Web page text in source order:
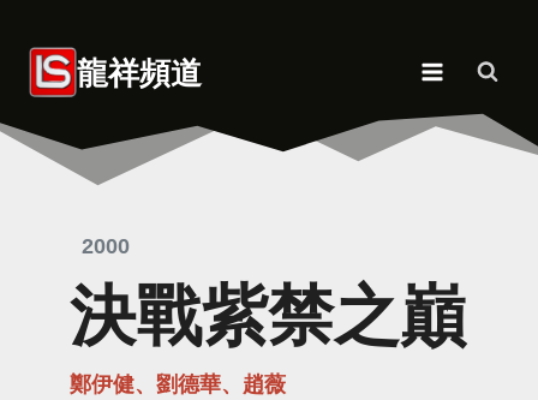
content 龍祥頻道
2000
決戰紫禁之巔
鄭伊健、劉德華、趙薇